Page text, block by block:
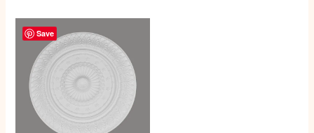
varianti.
saab
teha
tootelehel.
Save